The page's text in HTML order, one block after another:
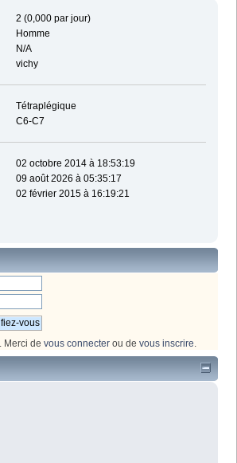
2 (0,000 par jour)
Homme
N/A
vichy
Tétraplégique
C6-C7
02 octobre 2014 à 18:53:19
09 août 2026 à 05:35:17
02 février 2015 à 16:19:21
. Merci de vous connecter ou de vous inscrire